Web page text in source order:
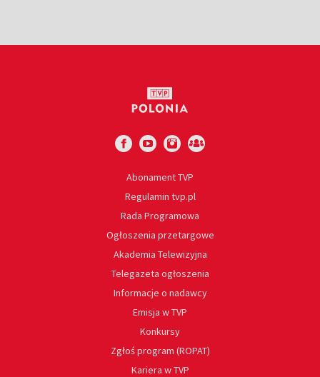
Abonament TVP
Regulamin tvp.pl
Rada Programowa
Ogłoszenia przetargowe
Akademia Telewizyjna
Telegazeta ogłoszenia
Informacje o nadawcy
Emisja w TVP
Konkursy
Zgłoś program (ROPAT)
Kariera w TVP